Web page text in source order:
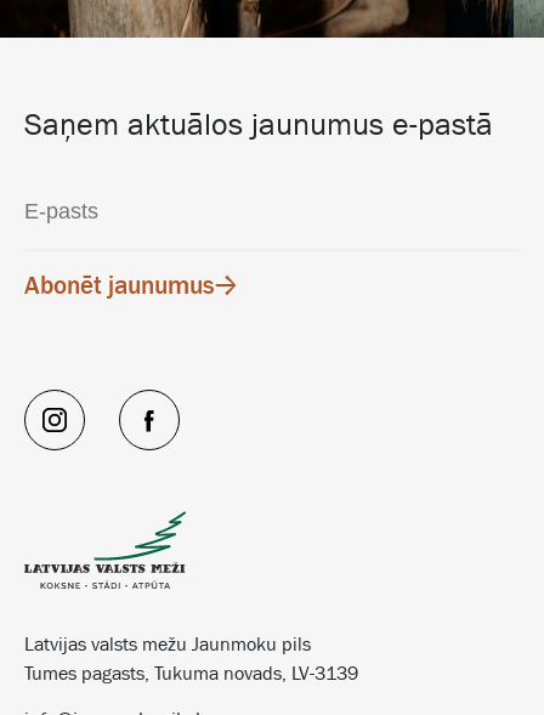
Latvijas valsts mežu Jaunmoku pils
Tumes pagasts, Tukuma novads, LV-3139
Saņem aktuālos jaunumus e-pastā
Abonēt jaunumus